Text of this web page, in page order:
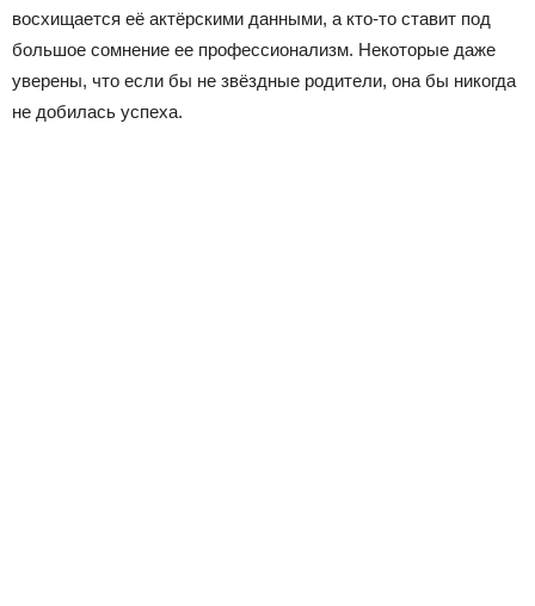
восхищается её актёрскими данными, а кто-то ставит под
большое сомнение ее профессионализм. Некоторые даже
уверены, что если бы не звёздные родители, она бы никогда
не добилась успеха.